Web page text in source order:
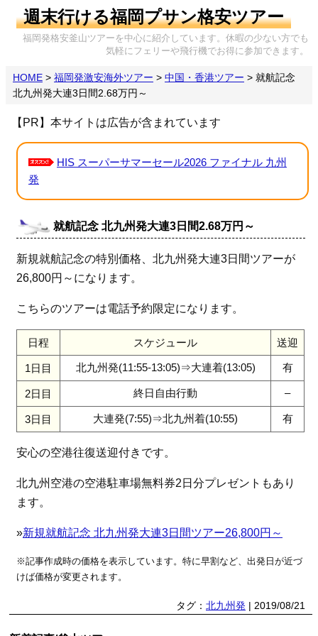
週末行ける福岡プサン格安ツアー
福岡発格安釜山ツアーを中心に紹介しています。休暇の少ない方でも
気軽にフェリーや飛行機でお得に参加できます。
HOME > 福岡発激安海外ツアー > 中国・香港ツアー > 就航記念
北九州発大連3日間2.68万円～
【PR】本サイトは広告が含まれています
HIS スーパーサマーセール2026 ファイナル 九州
発
就航記念 北九州発大連3日間2.68万円～
新規就航記念の特別価格、北九州発大連3日間ツアーが
26,800円～になります。
こちらのツアーは電話予約限定になります。
日程 スケジュール 送迎
1日目 北九州発(11:55-13:05)⇒大連着(13:05) 有
2日目 終日自由行動 –
3日目 大連発(7:55)⇒北九州着(10:55) 有
安心の空港往復送迎付きです。
北九州空港の空港駐車場無料券2日分プレゼントもあり
ます。
»新規就航記念 北九州発大連3日間ツアー26,800円～
※記事作成時の価格を表示しています。特に早割など、出発日が近づ
けば価格が変更されます。
タグ： 北九州発 | 2019/08/21